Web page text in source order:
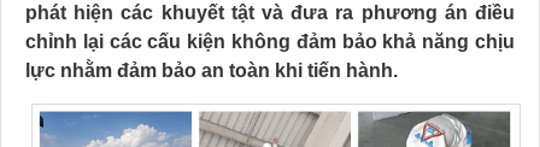
phát hiện các khuyết tật và đưa ra phương án điều
chỉnh lại các cấu kiện không đảm bảo khả năng chịu
lực nhằm đảm bảo an toàn khi tiến hành.